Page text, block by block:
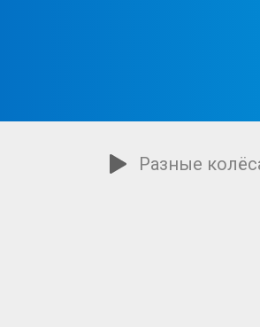
Разные